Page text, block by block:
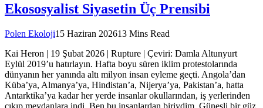
Ekososyalist Siyasetin Üç Prensibi
Polen Ekoloji15 Haziran 202613 Mins Read
Kai Heron | 19 Şubat 2026 | Rupture | Çeviri: Damla Altunyurt
Eylül 2019’u hatırlayın. Hafta boyu süren iklim protestolarında
dünyanın her yanında altı milyon insan eyleme geçti. Angola’dan
Küba’ya, Almanya’ya, Hindistan’a, Nijerya’ya, Pakistan’a, hatta
Antarktika’ya kadar her yerde insanlar okullarından, iş yerlerinden
çıkıp meydanlara indi. Ben bu insanlardan biriydim. Güneşli bir güz